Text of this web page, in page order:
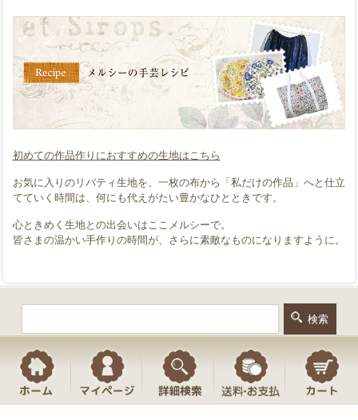
初めての作品作りにおすすめの生地はこちら
お気に入りのリバティ生地を、一枚の布から「私だけの作品」へと仕立
てていく時間は、何にも代えがたい豊かなひとときです。
心ときめく生地との出会いはここメルシーで。
皆さまの温かい手作りの時間が、さらに素敵なものになりますように。